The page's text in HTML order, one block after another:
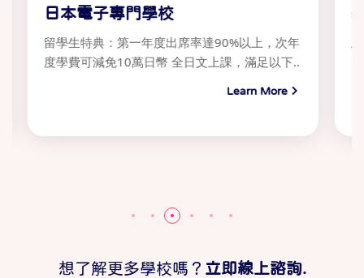
日本電子專門學校
留學生特典：第一年度出席率達90%以上，次年
度學費可減免10萬日幣 全日文上課，滿足以下..
Learn More
上
想了解更多學校嗎？ 立即線上諮詢.